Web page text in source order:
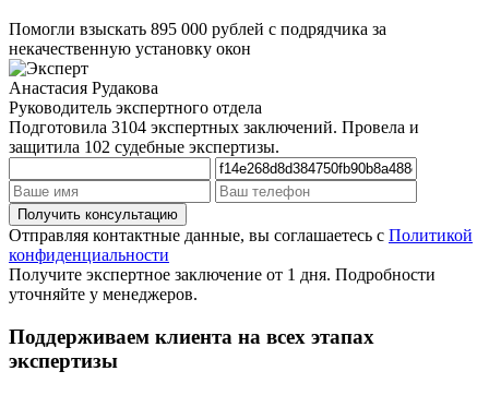
Помогли взыскать 895 000 рублей с подрядчика за
некачественную установку окон
Анастасия Рудакова
Руководитель экспертного отдела
Подготовила 3104 экспертных заключений. Провела и
защитила 102 судебные экспертизы.
Отправляя контактные данные, вы соглашаетесь с Политикой
конфиденциальности
Получите экспертное заключение от 1 дня. Подробности
уточняйте у менеджеров.
Поддерживаем клиента на всех этапах
экспертизы